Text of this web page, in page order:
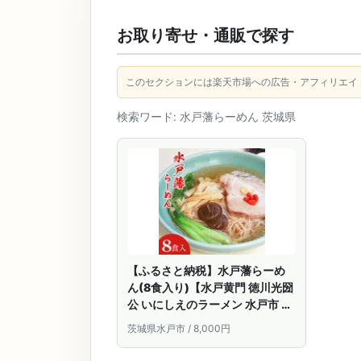
お取り寄せ・通販で探す
このセクションには楽天市場への広告・アフィリエイ
検索ワード: 水戸藩らーめん 茨城県
【ふるさと納税】水戸藩らーめ
ん(8食入り)【水戸黄門 徳川光圀
公 いにしえのラーメン 水戸市 茨
城県】（EO-1）
茨城県水戸市 / 8,000円